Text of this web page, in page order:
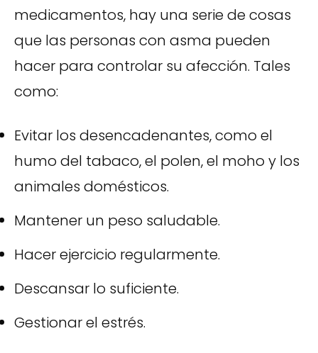
medicamentos, hay una serie de cosas
que las personas con asma pueden
hacer para controlar su afección. Tales
como:
Evitar los desencadenantes, como el
humo del tabaco, el polen, el moho y los
animales domésticos.
Mantener un peso saludable.
Hacer ejercicio regularmente.
Descansar lo suficiente.
Gestionar el estrés.